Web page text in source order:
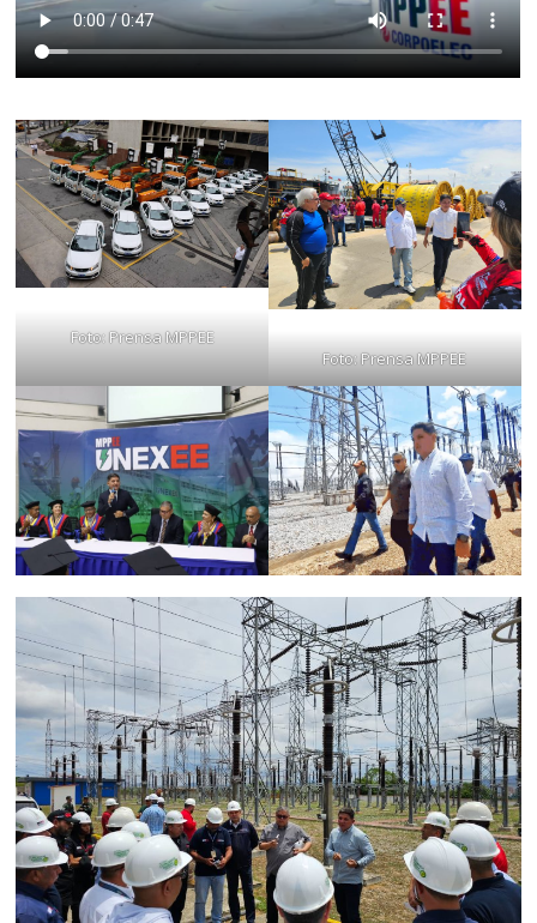
Foto: Prensa MPPEE
Foto: Prensa MPPEE